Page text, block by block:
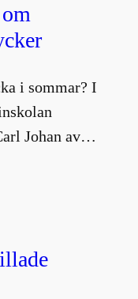
i sommar? I
Johan av…